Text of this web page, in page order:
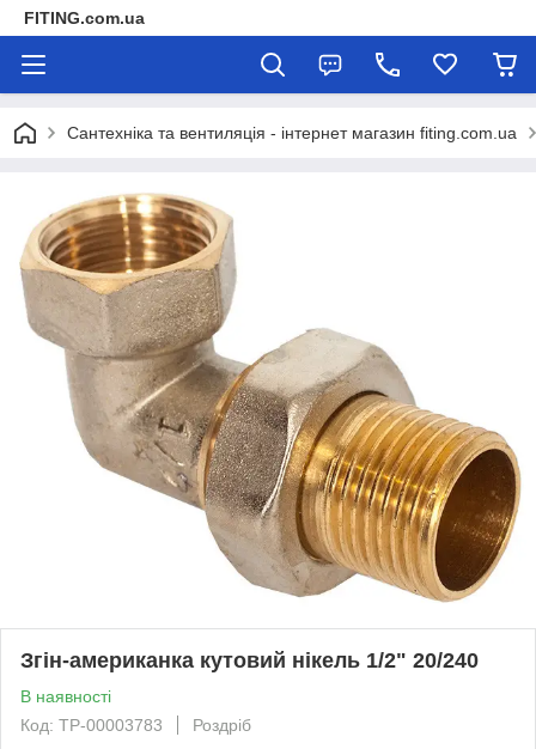
FITING.com.ua
Сантехніка та вентиляція - інтернет магазин fiting.com.ua
Згін-американка кутовий нікель 1/2" 20/240
В наявності
Код: ТР-00003783
Роздріб